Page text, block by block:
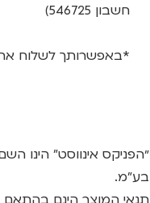
חשבון 546725)
*באפשרותך לשלוח
״הפניקס אינווסט" הינו
בע"מ.